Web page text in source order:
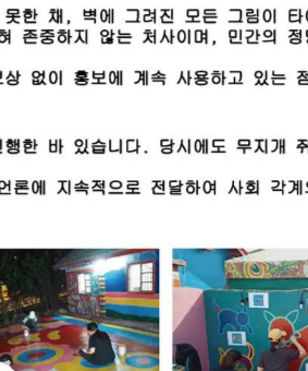
飛出趣｜皮革旅行護照夾【花磚密
碼】台灣風格 多功能旅行護照夾
NT$580